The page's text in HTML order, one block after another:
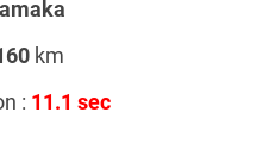
km
: 11.1 sec